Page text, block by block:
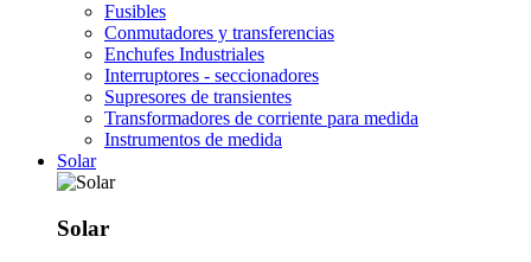
Fusibles
Conmutadores y transferencias
Enchufes Industriales
Interruptores - seccionadores
Supresores de transientes
Transformadores de corriente para medida
Instrumentos de medida
Solar
Solar